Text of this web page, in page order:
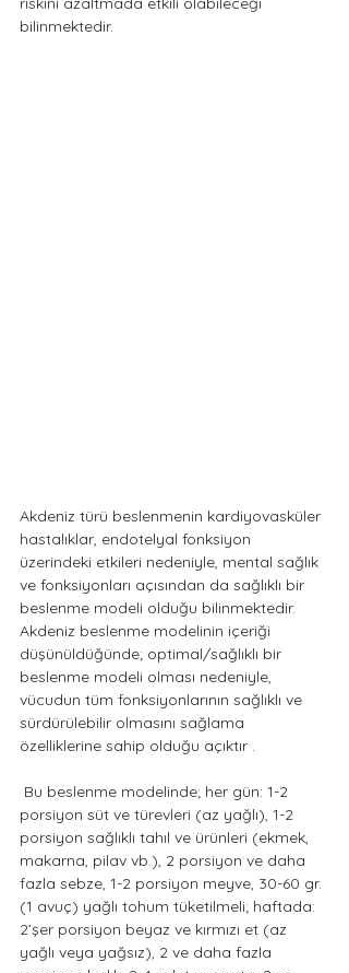
bilinmektedir.
Akdeniz türü beslenmenin kardiyovasküler
hastalıklar, endotelyal fonksiyon
üzerindeki etkileri nedeniyle, mental sağlık
ve fonksiyonları açısından da sağlıklı bir
beslenme modeli olduğu bilinmektedir.
Akdeniz beslenme modelinin içeriği
düşünüldüğünde; optimal/sağlıklı bir
beslenme modeli olması nedeniyle,
vücudun tüm fonksiyonlarının sağlıklı ve
sürdürülebilir olmasını sağlama
özelliklerine sahip olduğu açıktır .
porsiyon süt ve türevleri (az yağlı), 1-2
porsiyon sağlıklı tahıl ve ürünleri (ekmek,
makarna, pilav vb.), 2 porsiyon ve daha
fazla sebze, 1-2 porsiyon meyve, 30-60 gr.
(1 avuç) yağlı tohum tüketilmeli; haftada:
2’şer porsiyon beyaz ve kırmızı et (az
yağlı veya yağsız), 2 ve daha fazla